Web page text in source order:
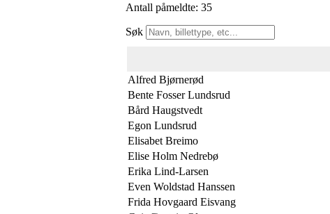
Antall påmeldte: 35
Søk
Alfred Bjørnerød
Bente Fosser Lundsrud
Bård Haugstvedt
Egon Lundsrud
Elisabet Breimo
Elise Holm Nedrebø
Erika Lind-Larsen
Even Woldstad Hanssen
Frida Hovgaard Eisvang